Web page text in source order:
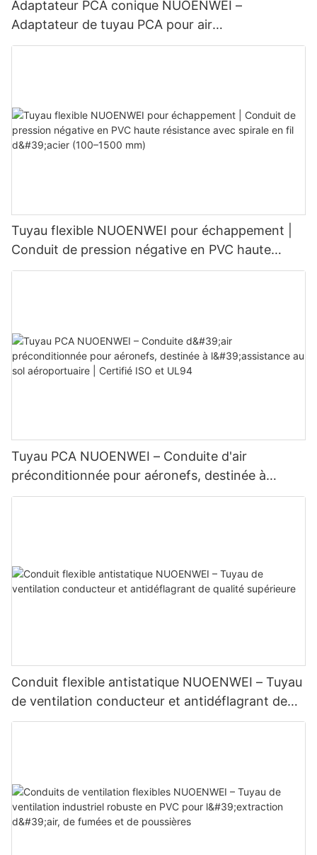
Adaptateur PCA conique NUOENWEI –
Adaptateur de tuyau PCA pour air
préconditionné destiné à la climatisation au sol
Tuyau flexible NUOENWEI pour échappement |
Conduit de pression négative en PVC haute
résistance avec spirale en fil d'acier (100–1500
Tuyau PCA NUOENWEI – Conduite d'air
préconditionnée pour aéronefs, destinée à
l'assistance au sol aéroportuaire | Certifié ISO et
Conduit flexible antistatique NUOENWEI – Tuyau
de ventilation conducteur et antidéflagrant de
qualité supérieure